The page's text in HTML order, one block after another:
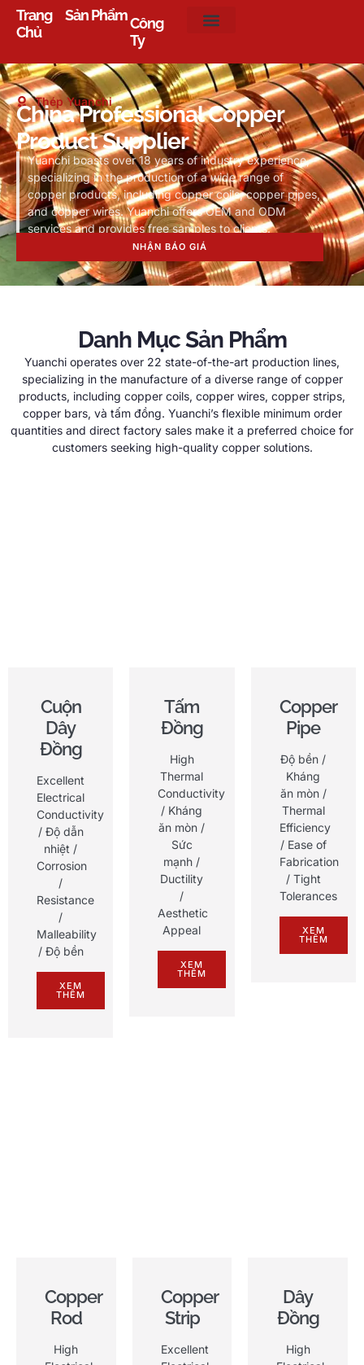
Trang
Chủ
Sản PhẩmCông
Ty
Thép Yuanchi
China Professional Copper
Product Supplier
Yuanchi boasts over18 years of industry experience,
specializing in the production of a wide range of
copper products,including copper coils,copper pipes,
and copper wires.Yuanchi offers OEM and ODM
services and provides free samples to clients.
NHẬN BÁO GIÁ
Danh Mục Sản Phẩm
Yuanchi operates over 22 state-of-the-art production lines,
specializing in the manufacture of a diverse range of copper
products, including copper coils, copper wires, copper strips,
copper bars, và tấm đồng. Yuanchi’s flexible minimum order
quantities and direct factory sales make it a preferred choice for
customers seeking high-quality copper solutions.
Cuộn
Dây
Đồng
Excellent
Electrical
Conductivity
/ Độ dẫn
nhiệt /
Corrosion
/
Resistance
/
Malleability
/ Độ bền
XEM
THÊM
Tấm
Đồng
High
Thermal
Conductivity
/ Kháng
ăn mòn /
Sức
mạnh /
Ductility
/
Aesthetic
Appeal
XEM
THÊM
Copper
Pipe
Độ bền /
Kháng
ăn mòn /
Thermal
Efficiency
/ Ease of
Fabrication
/ Tight
Tolerances
XEM
THÊM
Copper
Rod
High
Copper
Strip
Excellent
Dây
Đồng
High